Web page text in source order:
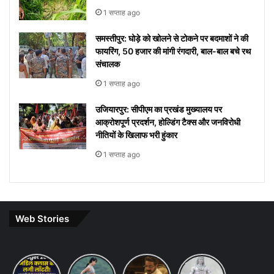
1 सप्ताह ago
समस्तीपुर: घोड़े को खोलने से टोकने पर बदमाशों ने की
फायरिंग, 50 हजार की मांगी रंगदारी, बाल-बाल बचे रथ
संचालक
1 सप्ताह ago
उजियारपुर: सीपीएम का प्रखंड मुख्यालय पर
आक्रोशपूर्ण प्रदर्शन, होल्डिंग टैक्स और जनविरोधी
नीतियों के खिलाफ भरी हुंकार
1 सप्ताह ago
Web Stories
Budget
7 ways
khakee
10 Lines